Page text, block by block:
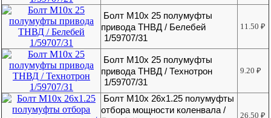
Болт М10х 25 полумуфты
привода ТНВД / Белебей
1/59707/31
11.50₽
Болт М10х 25 полумуфты
привода ТНВД / Технотрон
1/59707/31
9.20₽
Болт М10х 26х1.25 полумуфты
отбора мощности коленвала /
26.50₽